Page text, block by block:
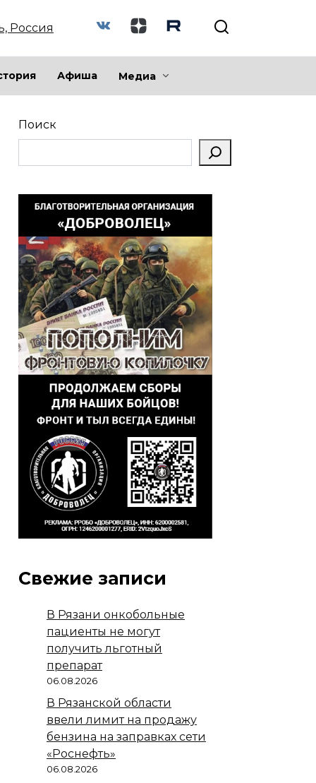
Россия
Афиша Медиа
Поиск
Свежие записи
В Рязани онкобольные
пациенты не могут
получить льготный
препарат
06.08.2026
В Рязанской области
ввели лимит на продажу
бензина на заправках сети
«Роснефть»
06.08.2026